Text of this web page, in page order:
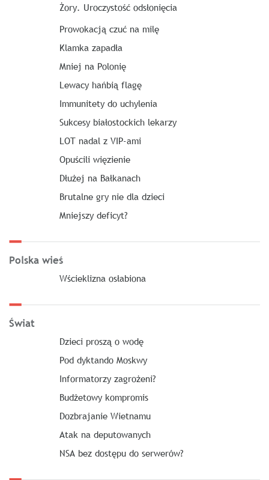
Żory. Uroczystość odsłonięcia
Prowokacją czuć na milę
Klamka zapadła
Mniej na Polonię
Lewacy hańbią flagę
Immunitety do uchylenia
Sukcesy białostockich lekarzy
LOT nadal z VIP-ami
Opuścili więzienie
Dłużej na Bałkanach
Brutalne gry nie dla dzieci
Mniejszy deficyt?
Polska wieś
Wścieklizna osłabiona
Świat
Dzieci proszą o wodę
Pod dyktando Moskwy
Informatorzy zagrożeni?
Budżetowy kompromis
Dozbrajanie Wietnamu
Atak na deputowanych
NSA bez dostępu do serwerów?